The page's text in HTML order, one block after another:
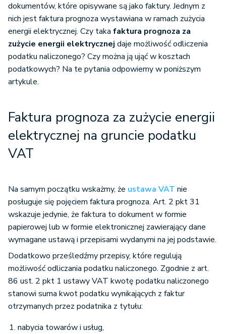
dokumentów, które opisywane są jako faktury. Jednym z
nich jest faktura prognoza wystawiana w ramach zużycia
energii elektrycznej. Czy taka faktura prognoza za
zużycie energii elektrycznej daje możliwość odliczenia
podatku naliczonego? Czy można ją ująć w kosztach
podatkowych? Na te pytania odpowiemy w poniższym
artykule.
Faktura prognoza za zużycie energii
elektrycznej na gruncie podatku
VAT
Na samym początku wskażmy, że ustawa VAT nie
posługuje się pojęciem faktura prognoza. Art. 2 pkt 31
wskazuje jedynie, że faktura to dokument w formie
papierowej lub w formie elektronicznej zawierający dane
wymagane ustawą i przepisami wydanymi na jej podstawie.
Dodatkowo prześledźmy przepisy, które regulują
możliwość odliczania podatku naliczonego. Zgodnie z art.
86 ust. 2 pkt 1 ustawy VAT kwotę podatku naliczonego
stanowi suma kwot podatku wynikających z faktur
otrzymanych przez podatnika z tytułu:
nabycia towarów i usług,